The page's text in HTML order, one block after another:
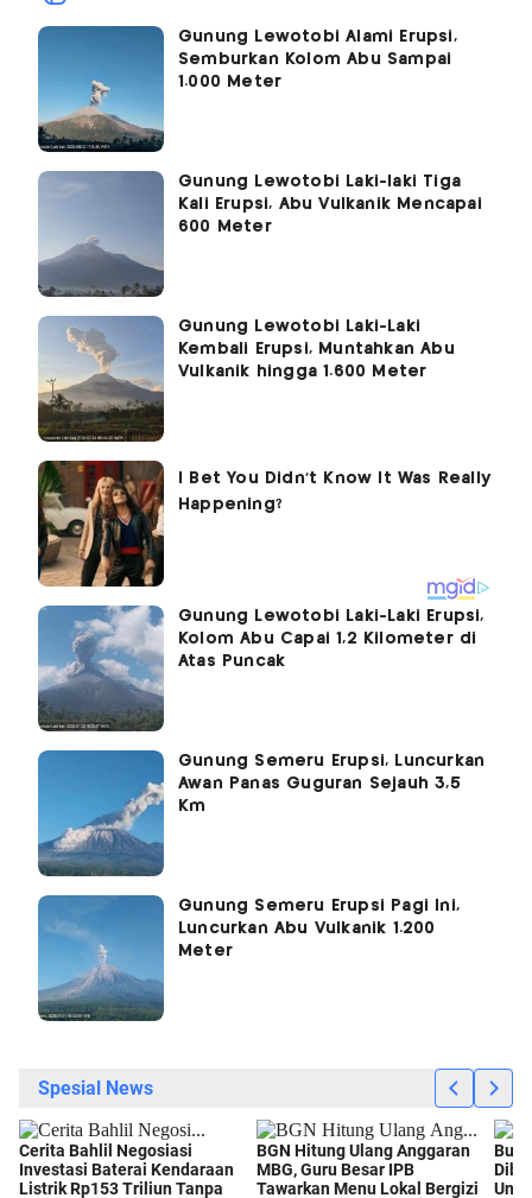
Gunung Lewotobi Alami Erupsi,
Semburkan Kolom Abu Sampai
1.000 Meter
Gunung Lewotobi Laki-laki Tiga
Kali Erupsi, Abu Vulkanik Mencapai
600 Meter
Gunung Lewotobi Laki-Laki
Kembali Erupsi, Muntahkan Abu
Vulkanik hingga 1.600 Meter
Gunung Lewotobi Laki-Laki Erupsi,
Kolom Abu Capai 1,2 Kilometer di
Atas Puncak
Gunung Semeru Erupsi, Luncurkan
Awan Panas Guguran Sejauh 3,5
Km
Gunung Semeru Erupsi Pagi Ini,
Luncurkan Abu Vulkanik 1.200
Meter